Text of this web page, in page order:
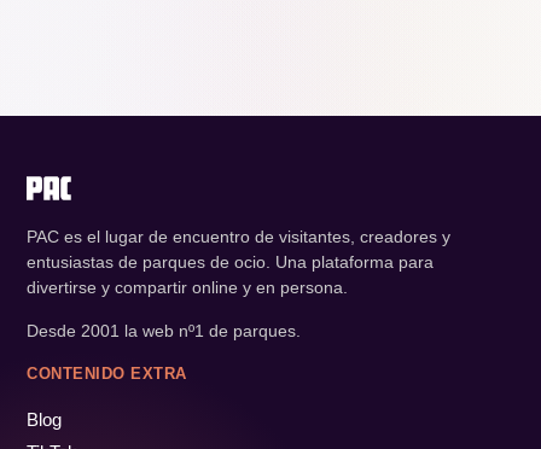
PAC es el lugar de encuentro de visitantes, creadores y
entusiastas de parques de ocio. Una plataforma para
divertirse y compartir online y en persona.
Desde 2001 la web nº1 de parques.
CONTENIDO EXTRA
Blog